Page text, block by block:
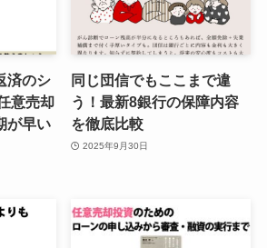
済のシ
意売却
が早い
同じ団信でもここまで違
う！最新8銀行の保障内容
を徹底比較
2025年9月30日